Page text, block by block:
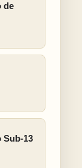
de
Sub-13